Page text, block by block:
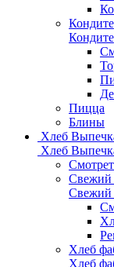
Пицца
Блины
Хлеб
Хлеб
Свежий
Свежий
Хлеб
Хлеб